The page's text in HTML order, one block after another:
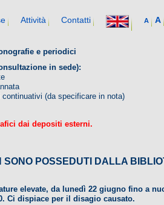
Attività Contatti A A
e periodici
in sede):
(da specificare in nota)
dai depositi esterni.
POSSEDUTI DALLA
elevate, da lunedì 22 giugno fino a
Ci dispiace per il disagio causato.